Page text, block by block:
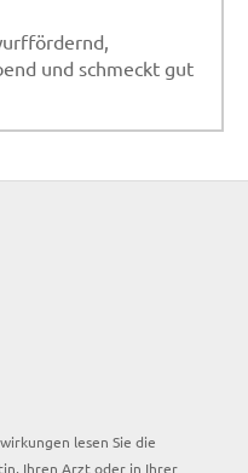
und schmeckt gut
lesen Sie die
Ihren Arzt oder in Ihrer